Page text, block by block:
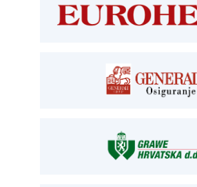
kontrolori T:01 6502 265
blagajna T:01 6502 261
homologacija@aksiget.hr
Siget – zastupanje u osiguranju
osiguranje@aksiget.hr